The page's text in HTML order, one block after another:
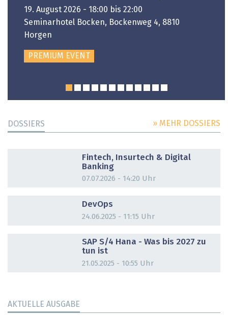
19. August 2026 - 18:00 bis 22:00
Seminarhotel Bocken, Bockenweg 4, 8810
Horgen
PREMIUM EVENT
DOSSIERS » MEHR DOSSIERS
Fintech, Insurtech & Digital
Banking
07.07.2026 - 14:20 Uhr
DevOps
24.06.2025 - 11:15 Uhr
SAP S/4 Hana - Was bis 2027 zu
tun ist
21.05.2025 - 10:55 Uhr
AKTUELLE AUSGABE